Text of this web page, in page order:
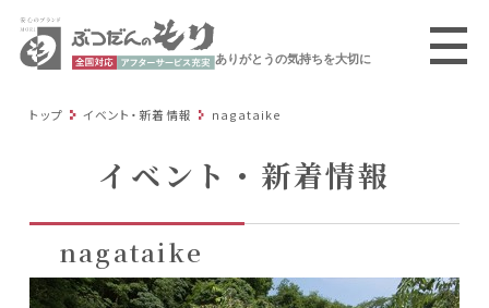
ありがとうの気持ちを大切に
トップ イベント・新着情報 nagataike
イベント・新着情報
nagataike